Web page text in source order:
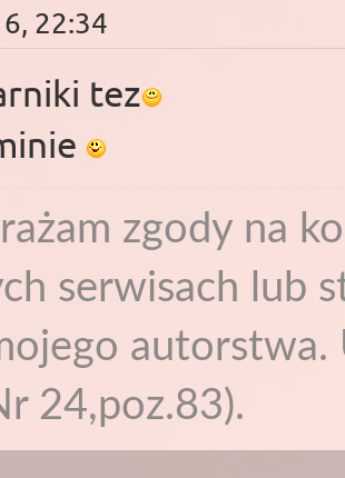
22:34
tez
zgody na
serwisach lub
24,poz.83).